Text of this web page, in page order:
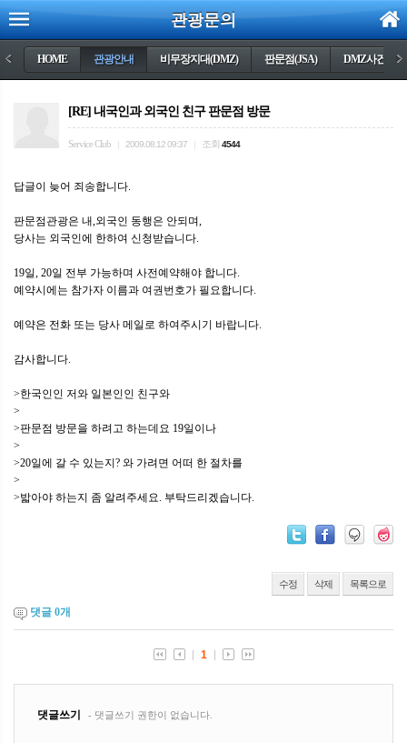
관광문의
< HOME 관광안내 비무장지대(DMZ) 판문점(JSA) DMZ사건들 >
[RE] 내국인과 외국인 친구 판문점 방문
Service Club 2009.08.12 09:37 조회 4544
답글이 늦어 죄송합니다.
판문점관광은 내,외국인 동행은 안되며,
당사는 외국인에 한하여 신청받습니다.
19일, 20일 전부 가능하며 사전예약해야 합니다.
예약시에는 참가자 이름과 여권번호가 필요합니다.
예약은 전화 또는 당사 메일로 하여주시기 바랍니다.
감사합니다.
>한국인인 저와 일본인인 친구와
>
>판문점 방문을 하려고 하는데요 19일이나
>
>20일에 갈 수 있는지? 와 가려면 어떠 한 절차를
>
>밟아야 하는지 좀 알려주세요. 부탁드리겠습니다.
수정 삭제 목록으로
댓글 0개